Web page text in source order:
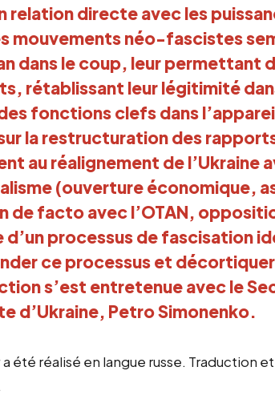
relation directe avec les
mouvements néo-fascistes
dans le coup, leur permettant
rétablissant leur légitimité
fonctions clefs dans
la restructuration des
au réalignement de
(ouverture économique,
de facto avec l’OTAN,
d’un processus de fascisation
ce processus et
s’est entretenue avec le
d’Ukraine, Petro Simonenko.
été réalisé en langue russe. Traduction